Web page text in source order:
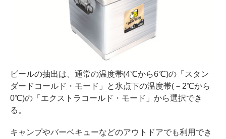
ビールの抽出は、通常の温度帯(4℃から6℃)の「スタン
ダードコールド・モード」と氷点下の温度帯(－2℃から
0℃)の「エクストラコールド・モード」から選択でき
る。
キャンプやバーベキューなどのアウトドアでも利用でき